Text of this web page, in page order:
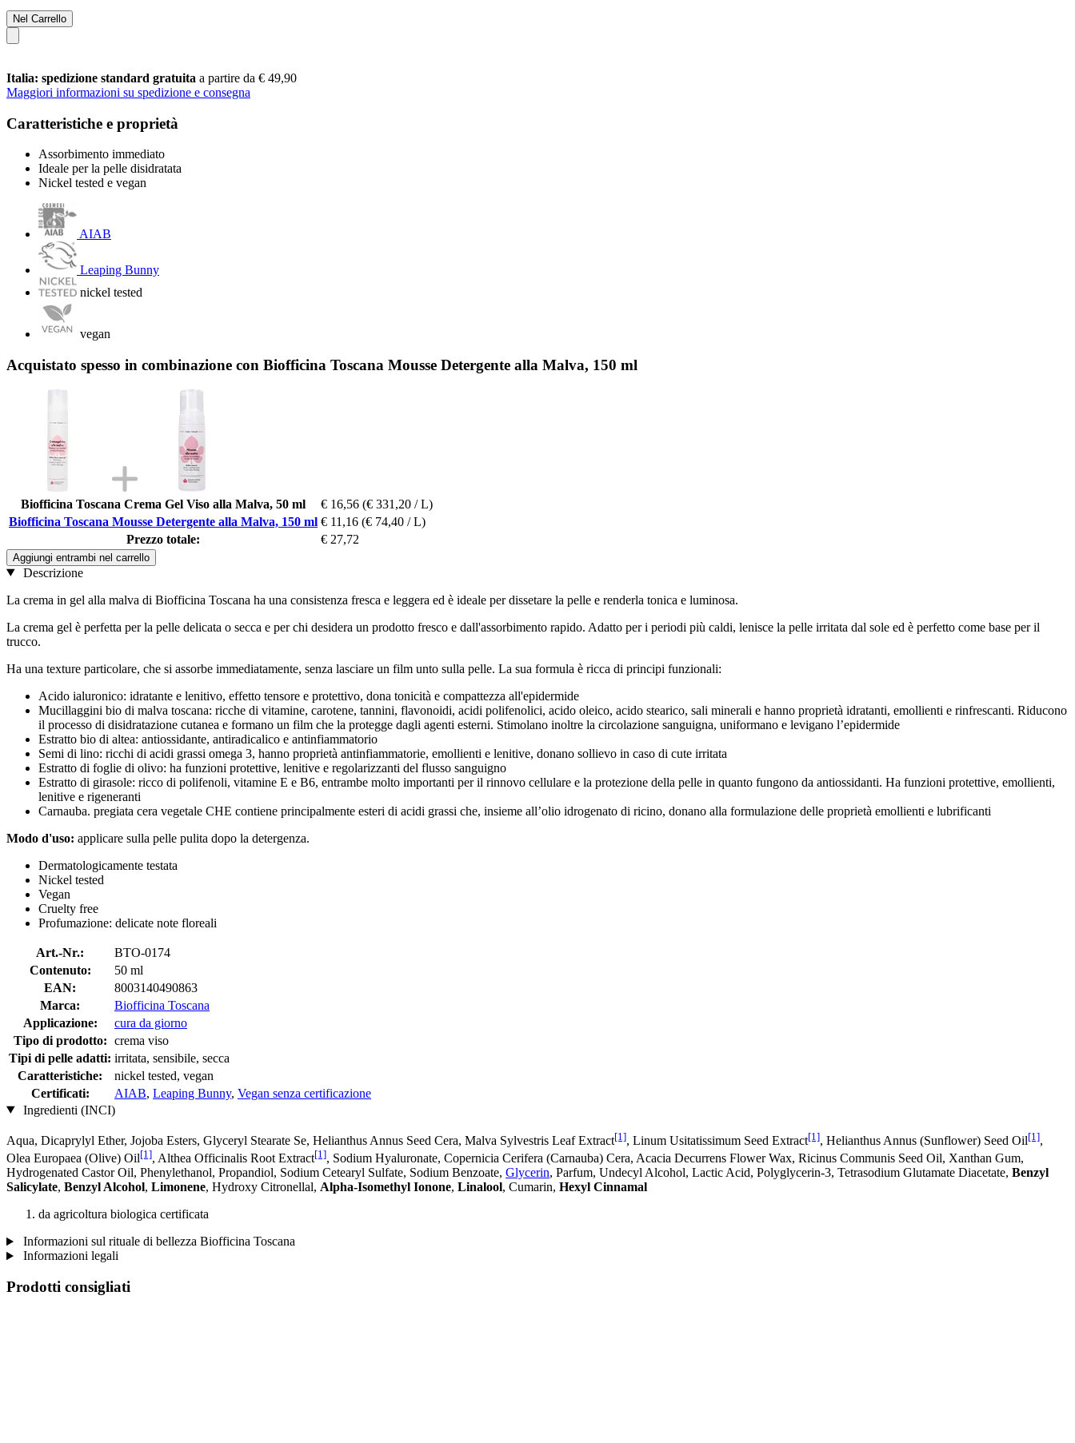
Nel Carrello
Italia: spedizione standard gratuita a partire da € 49,90
Maggiori informazioni su spedizione e consegna
Caratteristiche e proprietà
Assorbimento immediato
Ideale per la pelle disidratata
Nickel tested e vegan
AIAB
Leaping Bunny
nickel tested
vegan
Acquistato spesso in combinazione con Biofficina Toscana Mousse Detergente alla Malva, 150 ml
Biofficina Toscana Crema Gel Viso alla Malva, 50 ml € 16,56 (€ 331,20 / L)
Biofficina Toscana Mousse Detergente alla Malva, 150 ml € 11,16 (€ 74,40 / L)
Prezzo totale:
€ 27,72
Aggiungi entrambi nel carrello
Descrizione
La crema in gel alla malva di Biofficina Toscana ha una consistenza fresca e leggera ed è ideale per dissetare la pelle e renderla tonica e luminosa.
La crema gel è perfetta per la pelle delicata o secca e per chi desidera un prodotto fresco e dall'assorbimento rapido. Adatto per i periodi più caldi, lenisce la pelle irritata dal sole ed è perfetto come base per il
trucco.
Ha una texture particolare, che si assorbe immediatamente, senza lasciare un film unto sulla pelle. La sua formula è ricca di principi funzionali:
Acido ialuronico: idratante e lenitivo, effetto tensore e protettivo, dona tonicità e compattezza all'epidermide
Mucillaggini bio di malva toscana: ricche di vitamine, carotene, tannini, flavonoidi, acidi polifenolici, acido oleico, acido stearico, sali minerali e hanno proprietà idratanti, emollienti e rinfrescanti. Riducono
il processo di disidratazione cutanea e formano un film che la protegge dagli agenti esterni. Stimolano inoltre la circolazione sanguigna, uniformano e levigano l’epidermide
Estratto bio di altea: antiossidante, antiradicalico e antinfiammatorio
Semi di lino: ricchi di acidi grassi omega 3, hanno proprietà antinfiammatorie, emollienti e lenitive, donano sollievo in caso di cute irritata
Estratto di foglie di olivo: ha funzioni protettive, lenitive e regolarizzanti del flusso sanguigno
Estratto di girasole: ricco di polifenoli, vitamine E e B6, entrambe molto importanti per il rinnovo cellulare e la protezione della pelle in quanto fungono da antiossidanti. Ha funzioni protettive, emollienti,
lenitive e rigeneranti
Carnauba. pregiata cera vegetale CHE contiene principalmente esteri di acidi grassi che, insieme all’olio idrogenato di ricino, donano alla formulazione delle proprietà emollienti e lubrificanti
Modo d'uso: applicare sulla pelle pulita dopo la detergenza.
Dermatologicamente testata
Nickel tested
Vegan
Cruelty free
Profumazione: delicate note floreali
Art.-Nr.:
BTO-0174
Contenuto:
50 ml
EAN:
8003140490863
Marca:
Biofficina Toscana
Applicazione:
cura da giorno
Tipo di prodotto: crema viso
Tipi di pelle adatti: irritata, sensibile, secca
Caratteristiche:
nickel tested, vegan
Certificati:
AIAB, Leaping Bunny, Vegan senza certificazione
Ingredienti (INCI)
Aqua, Dicaprylyl Ether, Jojoba Esters, Glyceryl Stearate Se, Helianthus Annus Seed Cera, Malva Sylvestris Leaf Extract[1], Linum Usitatissimum Seed Extract[1], Helianthus Annus (Sunflower) Seed Oil[1],
Olea Europaea (Olive) Oil[1], Althea Officinalis Root Extract[1], Sodium Hyaluronate, Copernicia Cerifera (Carnauba) Cera, Acacia Decurrens Flower Wax, Ricinus Communis Seed Oil, Xanthan Gum,
Hydrogenated Castor Oil, Phenylethanol, Propandiol, Sodium Cetearyl Sulfate, Sodium Benzoate, Glycerin, Parfum, Undecyl Alcohol, Lactic Acid, Polyglycerin-3, Tetrasodium Glutamate Diacetate, Benzyl
Salicylate, Benzyl Alcohol, Limonene, Hydroxy Citronellal, Alpha-Isomethyl Ionone, Linalool, Cumarin, Hexyl Cinnamal
da agricoltura biologica certificata
Informazioni sul rituale di bellezza Biofficina Toscana
Informazioni legali
Prodotti consigliati